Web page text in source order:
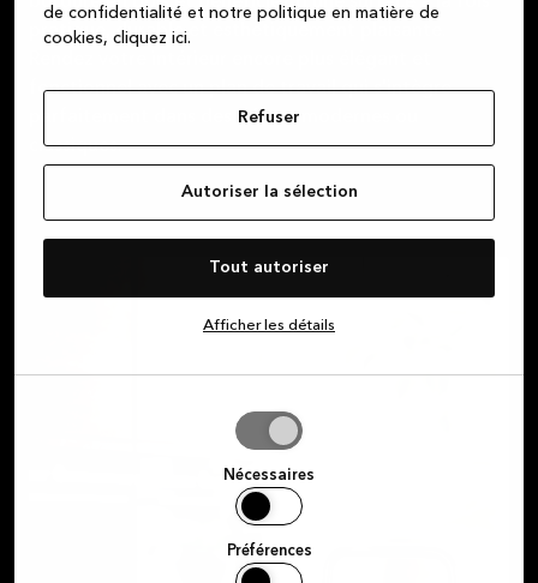
de confidentialité et notre politique en matière de
cookies, cliquez ici.
Refuser
Autoriser la sélection
Tout autoriser
Afficher les détails
Nécessaires
Préférences
pratique, durable et esthétiquement plaisante.
fonctionnel avec un plan de travail qui s'intègre
parfaitement dans des décors modernes ou
classiques.